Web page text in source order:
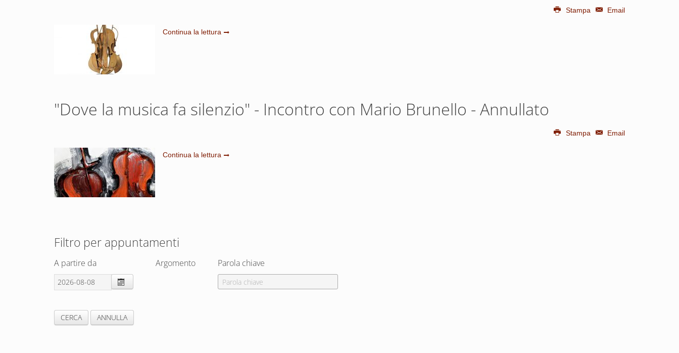
Stampa Email
Continua la lettura
"Dove la musica fa silenzio" - Incontro con Mario Brunello - Annullato
Stampa Email
Continua la lettura
Filtro per appuntamenti
A partire da Argomento Parola chiave